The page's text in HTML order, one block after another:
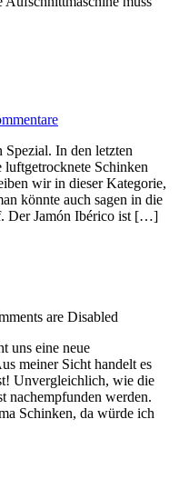
In den letzten
Schinken
wir in dieser Kategorie,
könnte auch sagen in die
Der Jamón Ibérico ist […]
are Disabled
uns eine neue
meiner Sicht handelt es
Unvergleichlich, wie die
nachempfunden werden.
Schinken, da würde ich